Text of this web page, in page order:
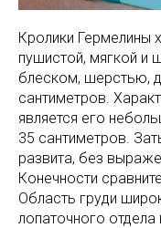
Кролики Гермелины
пушистой, мягкой и
блеском, шерстью,
сантиметров.
является его
35 сантиметров.
развита, без
Конечности
Область груди
лопаточного